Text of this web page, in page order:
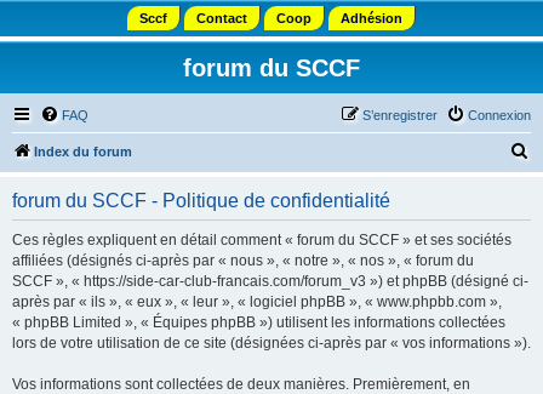
Sccf Contact Coop Adhésion
forum du SCCF
FAQ Connexion
S’enregistrer
Index du forum
forum du SCCF - Politique de confidentialité
Ces règles expliquent en détail comment « forum du SCCF » et ses sociétés
affiliées (désignés ci-après par « nous », « notre », « nos », « forum du
SCCF », « https://side-car-club-francais.com/forum_v3 ») et phpBB (désigné ci-
après par « ils », « eux », « leur », « logiciel phpBB », « www.phpbb.com »,
« phpBB Limited », « Équipes phpBB ») utilisent les informations collectées
lors de votre utilisation de ce site (désignées ci-après par « vos informations »).
Vos informations sont collectées de deux manières. Premièrement, en